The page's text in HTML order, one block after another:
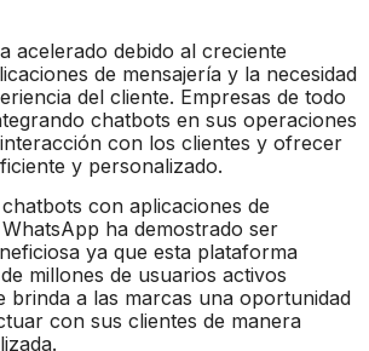
acelerado debido al creciente
de mensajería y la necesidad
del cliente. Empresas de todo
chatbots en sus operaciones
con los clientes y ofrecer
y personalizado.
con aplicaciones de
ha demostrado ser
ya que esta plataforma
millones de usuarios activos
brinda a las marcas una oportunidad
con sus clientes de manera